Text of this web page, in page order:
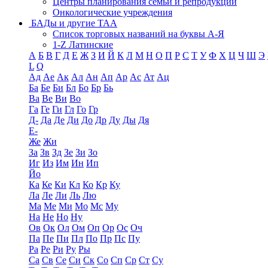
Онкологические учреждения
БАДы и другие ТАА
Список торговых названий на буквы А-Я
1-Z Латинские
А Б В Г Д Е Ж З И Й К Л М Н О П Р С Т У Ф Х Ц Ч Ш Э
L Q
Ад Ае Ак Ал Ан Ап Ар Ас Ат Ац
Ба Бе Би Бл Бо Бр Бь
Ва Ве Ви Во
Га Ге Ги Гл Го Гр
Д- Да Де Ди До Др Ду Ды Дя
Е-
Же Жи
За Зв Зд Зе Зи Зо
Иг Из Им Ин Ип
Йо
Ка Ке Ки Кл Ко Кр Ку
Ла Ле Ли Ль Лю
Ма Ме Ми Мо Мс Му
На Не Но Ну
Ов Ок Ол Ом Оп Ор Ос Оч
Па Пе Пи Пл По Пр Пс Пу
Ра Ре Ри Ру Ры
Са Св Се Си Ск Со Сп Ср Ст Су